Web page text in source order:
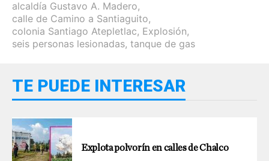
alcaldía Gustavo A. Madero,
calle de Camino a Santiaguito,
colonia Santiago Atepletlac, Explosión,
seis personas lesionadas, tanque de gas
TE PUEDE INTERESAR
Explota polvorín en calles de Chalco